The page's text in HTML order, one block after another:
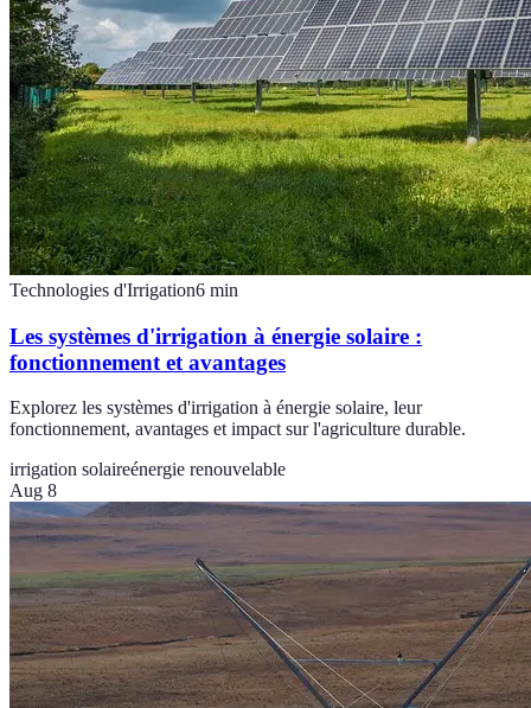
Technologies d'Irrigation6 min
Les systèmes d'irrigation à énergie solaire :
fonctionnement et avantages
Explorez les systèmes d'irrigation à énergie solaire, leur
fonctionnement, avantages et impact sur l'agriculture durable.
irrigation solaireénergie renouvelable
Aug 8